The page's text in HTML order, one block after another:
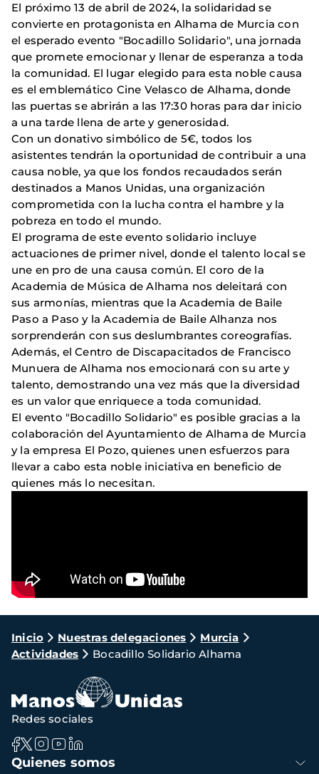
El próximo 13 de abril de 2024, la solidaridad se
convierte en protagonista en Alhama de Murcia con
el esperado evento "Bocadillo Solidario", una jornada
que promete emocionar y llenar de esperanza a toda
la comunidad. El lugar elegido para esta noble causa
es el emblemático Cine Velasco de Alhama, donde
las puertas se abrirán a las 17:30 horas para dar inicio
a una tarde llena de arte y generosidad.
Con un donativo simbólico de 5€, todos los
asistentes tendrán la oportunidad de contribuir a una
causa noble, ya que los fondos recaudados serán
destinados a Manos Unidas, una organización
comprometida con la lucha contra el hambre y la
pobreza en todo el mundo.
El programa de este evento solidario incluye
actuaciones de primer nivel, donde el talento local se
une en pro de una causa común. El coro de la
Academia de Música de Alhama nos deleitará con
sus armonías, mientras que la Academia de Baile
Paso a Paso y la Academia de Baile Alhanza nos
sorprenderán con sus deslumbrantes coreografías.
Además, el Centro de Discapacitados de Francisco
Munuera de Alhama nos emocionará con su arte y
talento, demostrando una vez más que la diversidad
es un valor que enriquece a toda comunidad.
El evento "Bocadillo Solidario" es posible gracias a la
colaboración del Ayuntamiento de Alhama de Murcia
y la empresa El Pozo, quienes unen esfuerzos para
llevar a cabo esta noble iniciativa en beneficio de
quienes más lo necesitan.
Ruta
de
navegación
Inicio Nuestras delegaciones
Murcia
Actividades
Bocadillo Solidario Alhama
Navegación
Quienes somos
Redes sociales